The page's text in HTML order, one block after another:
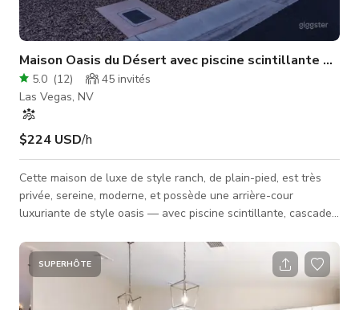
Maison Oasis du Désert avec piscine scintillante &
5.0 (12) 45 invités
Las Vegas, NV
$224 USD/h
Cette maison de luxe de style ranch, de plain-pied, est très
privée, sereine, moderne, et possède une arrière-cour
luxuriante de style oasis — avec piscine scintillante, cascade,
Entrez dans un immense salon à concept ouvert, salle à
manger, coin petit-déjeuner, et une énorme cuisine sur mesure
avec appareils Subzero et Wolf, et garde-manger. Comprend
également une buanderie séparée ainsi qu'un bar et un
SUPERHÔTE